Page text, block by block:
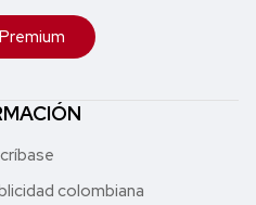
colombiana